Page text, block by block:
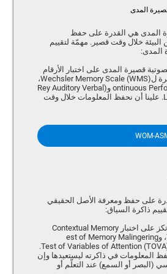
المدى
المدى هي القدرة على حفظ
البيئة خلال وقت قصير. مهمّة لتقييم
المدى:
قصيرة المدى على اختبار الأرقام
المباشرة وغير المباشرة ل(Wechsler Memory Scale (WMS،
وontinuous Performance Test (CPT) و(Rey Auditory Verbal
Learning Test (RAVLT. علينا أن نحفظ المعلومات خلال وقت
على حفظ ومعرفة الأصل الحقيقي
ذاكرة السياق:
مهام ذاكرة السياق ترتكز على اختبار Contextual Memory
Test، ل(Toglia (1993، وest of Memory Malingering
(TOMM)، وNEPSY و(Test of Variables of Attention (TOVA.
المعلومات في ذاكرته ليستعيدها وإن
(البصر أو السمع) عند التعلّم أو